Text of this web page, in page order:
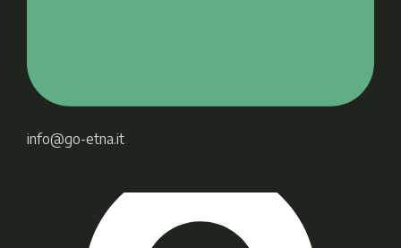
info@go-etna.it